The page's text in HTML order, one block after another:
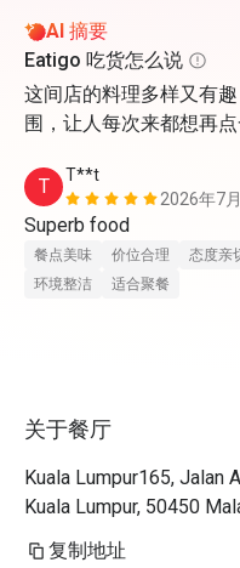
AI 摘要
Eatigo 吃货怎么说
这间店的料理多样又有
围，让人每次来都想再点
T
T**t
2026年7
Superb food
餐点美味 价位合理 态度亲
环境整洁
适合聚餐
关于餐厅
Kuala Lumpur165, Jalan
Kuala Lumpur, 50450
复制地址